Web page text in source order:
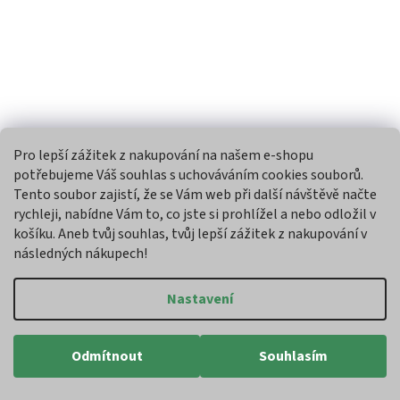
Pro lepší zážitek z nakupování na našem e-shopu
potřebujeme Váš souhlas s uchováváním cookies souborů.
Tento soubor zajistí, že se Vám web při další návštěvě načte
rychleji, nabídne Vám to, co jste si prohlížel a nebo odložil v
košíku. Aneb tvůj souhlas, tvůj lepší zážitek z nakupování v
následných nákupech!
Nastavení
Odmítnout Souhlasím
Skladem
109 Kč Do košíku